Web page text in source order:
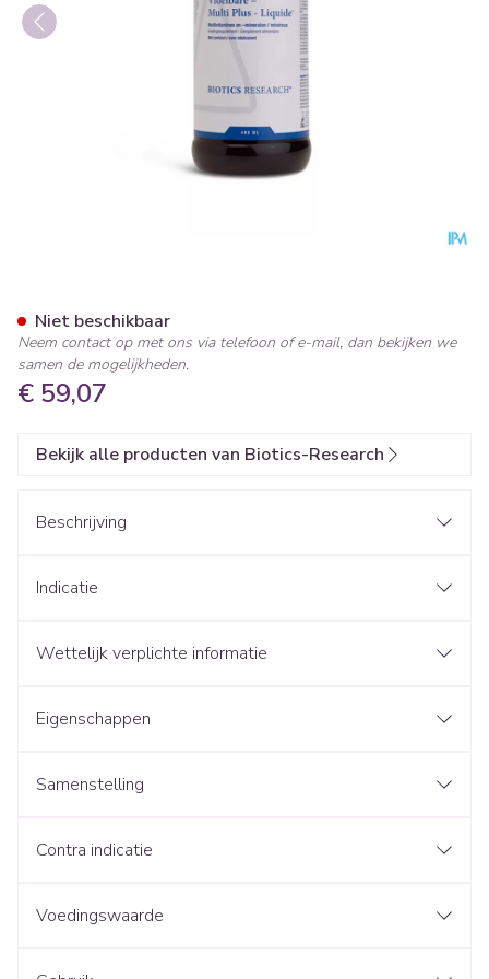
€ 59,07
Niet beschikbaar
Neem contact op met ons via telefoon of e-mail, dan bekijken we
samen de mogelijkheden.
Bekijk alle producten van Biotics-Research
Beschrijving
Indicatie
Wettelijk verplichte informatie
Eigenschappen
Samenstelling
Contra indicatie
Voedingswaarde